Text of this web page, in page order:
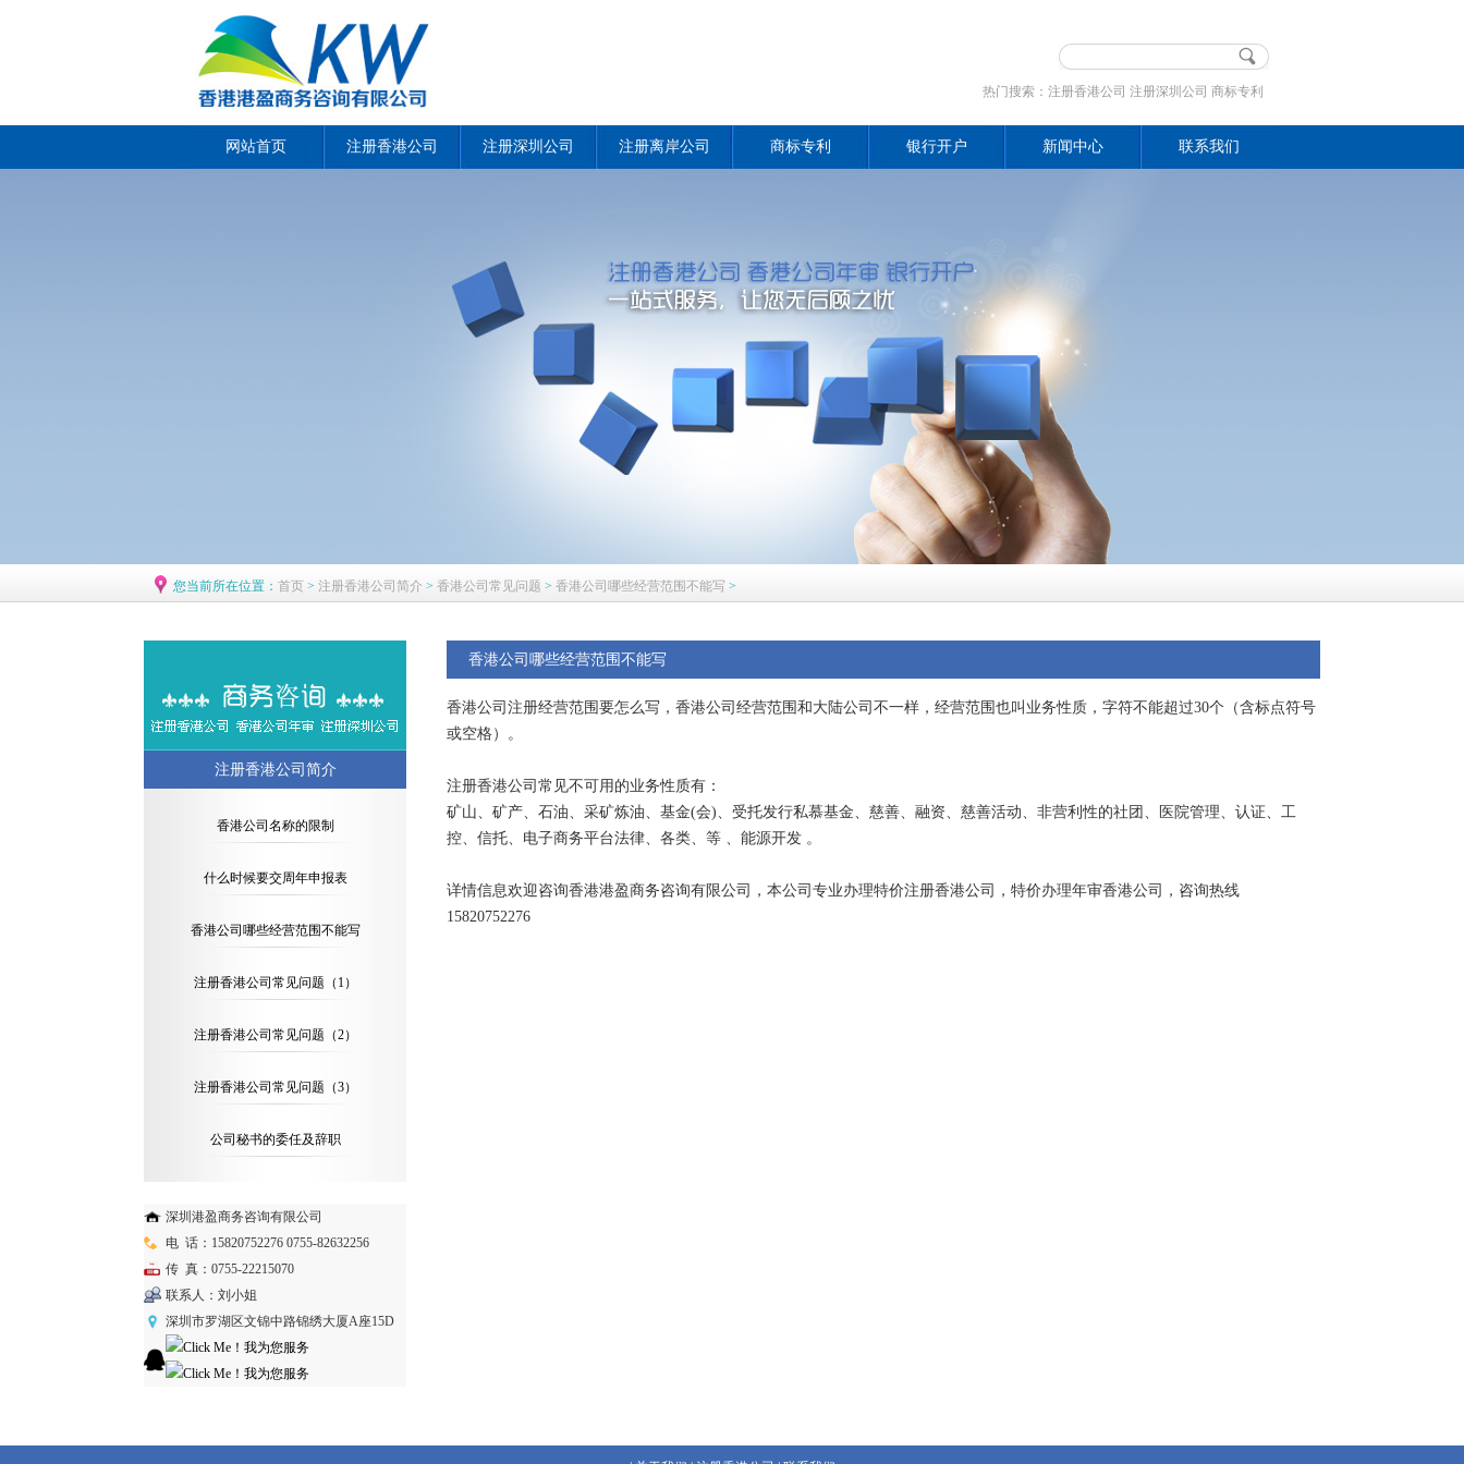
热门搜索：注册香港公司 注册深圳公司 商标专利
网站首页 注册香港公司 注册深圳公司 注册离岸公司 商标专利 银行开户 新闻中心 联系我们
您当前所在位置： 首页 > 注册香港公司简介 > 香港公司常见问题 > 香港公司哪些经营范围不能写 >
注册香港公司简介
香港公司名称的限制
什么时候要交周年申报表
香港公司哪些经营范围不能写
注册香港公司常见问题（1）
注册香港公司常见问题（2）
注册香港公司常见问题（3）
公司秘书的委任及辞职
深圳港盈商务咨询有限公司
电 话：15820752276 0755-82632256
传 真：0755-22215070
联系人：刘小姐
深圳市罗湖区文锦中路锦绣大厦A座15D
香港公司哪些经营范围不能写
香港公司注册经营范围要怎么写，香港公司经营范围和大陆公司不一样，经营范围也叫业务性质，字符不能超过30个（含标点符号
或空格）。
注册香港公司常见不可用的业务性质有：
矿山、矿产、石油、采矿炼油、基金(会)、受托发行私慕基金、慈善、融资、慈善活动、非营利性的社团、医院管理、认证、工
控、信托、电子商务平台法律、各类、等 、能源开发 。
详情信息欢迎咨询香港港盈商务咨询有限公司，本公司专业办理特价注册香港公司，特价办理年审香港公司，咨询热线
15820752276